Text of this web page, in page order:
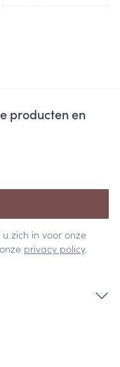
producten en
zich in voor onze
privacy policy.